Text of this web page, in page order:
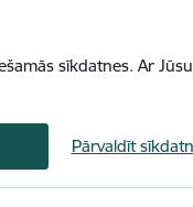
sīkdatnes. Ar
Pārvaldīt